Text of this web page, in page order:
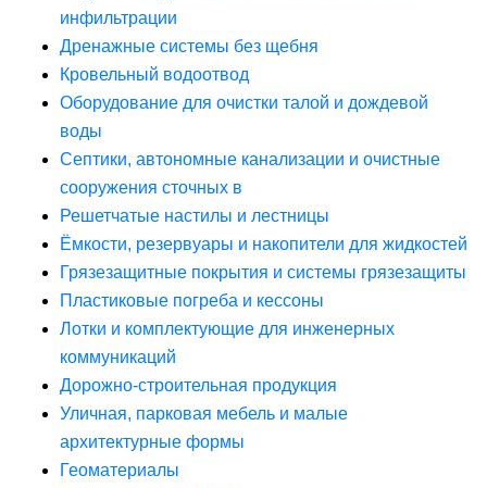
инфильтрации
Дренажные системы без щебня
Кровельный водоотвод
Оборудование для очистки талой и дождевой
воды
Септики, автономные канализации и очистные
сооружения сточных в
Решетчатые настилы и лестницы
Ёмкости, резервуары и накопители для жидкостей
Грязезащитные покрытия и системы грязезащиты
Пластиковые погреба и кессоны
Лотки и комплектующие для инженерных
коммуникаций
Дорожно-строительная продукция
Уличная, парковая мебель и малые
архитектурные формы
Геоматериалы